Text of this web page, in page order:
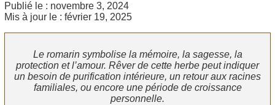
Publié le : novembre 3, 2024
Mis à jour le : février 19, 2025
Le romarin symbolise la mémoire, la sagesse, la
protection et l’amour. Rêver de cette herbe peut indiquer
un besoin de purification intérieure, un retour aux racines
familiales, ou encore une période de croissance
personnelle.